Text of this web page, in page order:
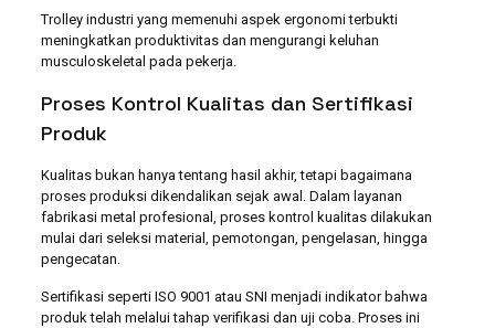
Trolley industri yang memenuhi aspek ergonomi terbukti
meningkatkan produktivitas dan mengurangi keluhan
musculoskeletal pada pekerja.
Proses Kontrol Kualitas dan Sertifikasi
Produk
Kualitas bukan hanya tentang hasil akhir, tetapi bagaimana
proses produksi dikendalikan sejak awal. Dalam layanan
fabrikasi metal profesional, proses kontrol kualitas dilakukan
mulai dari seleksi material, pemotongan, pengelasan, hingga
pengecatan.
Sertifikasi seperti ISO 9001 atau SNI menjadi indikator bahwa
produk telah melalui tahap verifikasi dan uji coba. Proses ini